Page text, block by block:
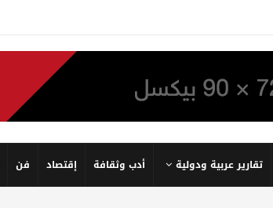
تقارير عربية ودولية أدب وثقافة إقتصاد فن